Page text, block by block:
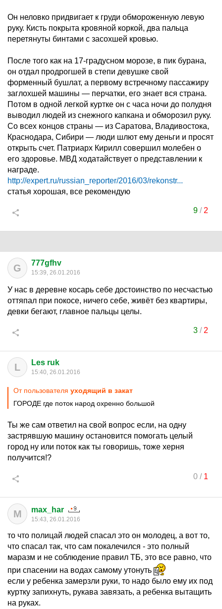
Он неловко придвигает к груди обмороженную левую
руку. Кисть покрыта кровяной коркой, два пальца
перетянуты бинтами с засохшей кровью.
После того как на 17-градусном морозе, в пик бурана,
он отдал продрогшей в степи девушке свой
форменный бушлат, а первому встречному пассажиру
заглохшей машины — перчатки, его знает вся страна.
Потом в одной легкой куртке он с часа ночи до полудня
выводил людей из снежного капкана и обморозил руку.
Со всех концов страны — из Саратова, Владивостока,
Краснодара, Сибири — люди шлют ему деньги и просят
открыть счет. Патриарх Кирилл совершил молебен о
его здоровье. МВД ходатайствует о представлении к
награде.
http://expert.ru/russian_reporter/2016/03/rekonstr...
статья хорошая, все рекомендую
9/ 2
G 777gfhv
15:39, 26.01.2016
У нас в деревне косарь себе достоинство по несчастью
оттяпал при покосе, ничего себе, живёт без квартиры,
девки бегают, главное пальцы целы.
3/ 2
L Les ruk
15:40, 26.01.2016
От пользователя уходящий в закат
ГОРОДЕ где поток народ охренно большой
Ты же сам ответил на свой вопрос если, на одну
застрявшую машину остановится помогать целый
город ну или поток как ты говоришь, тоже херня
получится!?
0/ 1
M max_har
15:43, 26.01.2016
то что полицай людей спасал это он молодец, а вот то,
что спасал так, что сам покалечился - это полный
маразм и не соблюдение правил ТБ, это все равно, что
при спасении на водах самому утонуть
если у ребенка замерзли руки, то надо было ему их под
куртку запихнуть, рукава завязать, а ребенка вытащить
на руках.